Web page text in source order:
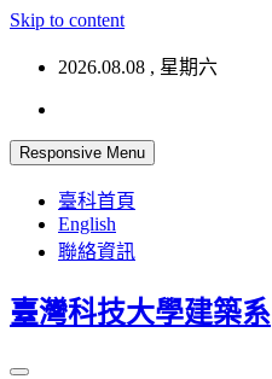
Skip to content
2026.08.08 , 星期六
Responsive Menu
臺科首頁
English
聯絡資訊
臺灣科技大學建築系